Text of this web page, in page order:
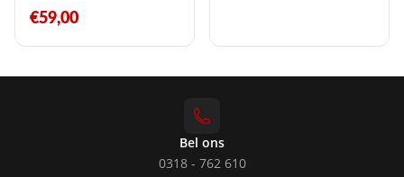
€59,00
Bel ons
0318 - 762 610